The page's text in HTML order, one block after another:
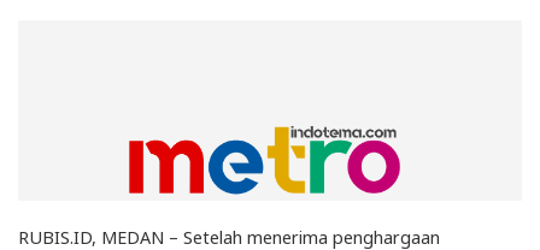
RUBIS.ID, MEDAN – Setelah menerima penghargaan